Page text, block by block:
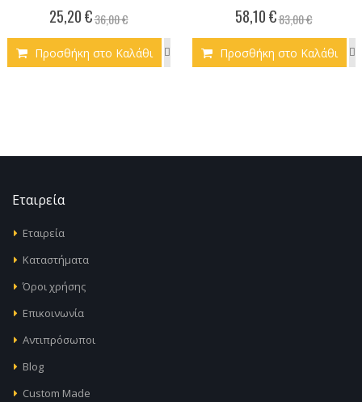
25,20 €36,00 €
Προσθήκη στο Καλάθι
58,10 €83,00 €
Προσθήκη στο Καλάθι
Εταιρεία
Εταιρεία
Καταστήματα
Όροι χρήσης
Επικοινωνία
Αντιπρόσωποι
Blog
Custom Made